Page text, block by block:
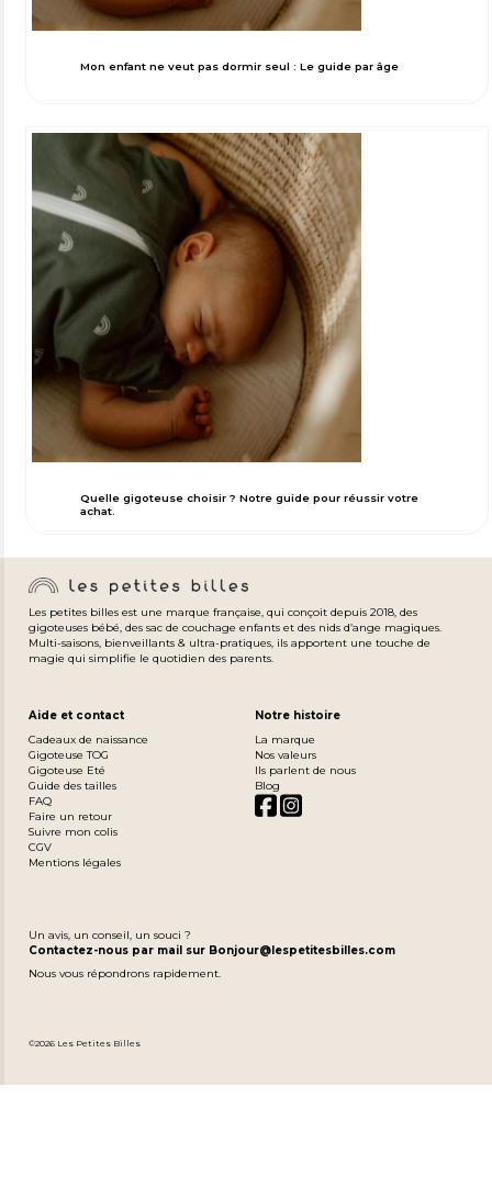
Mon enfant ne veut pas dormir seul : Le guide par âge
Quelle gigoteuse choisir ? Notre guide pour réussir votre
achat.
Les petites billes est une marque française, qui conçoit depuis 2018, des
gigoteuses bébé, des sac de couchage enfants et des nids d’ange magiques.
Multi-saisons, bienveillants & ultra-pratiques, ils apportent une touche de
magie qui simplifie le quotidien des parents.
Aide et contact
Cadeaux de naissance
Gigoteuse TOG
Gigoteuse Eté
Guide des tailles
FAQ
Faire un retour
Suivre mon colis
CGV
Mentions légales
Notre histoire
La marque
Nos valeurs
Ils parlent de nous
Blog
Un avis, un conseil, un souci ?
Contactez-nous par mail sur Bonjour@lespetitesbilles.com
Nous vous répondrons rapidement.
©2026 Les Petites Billes